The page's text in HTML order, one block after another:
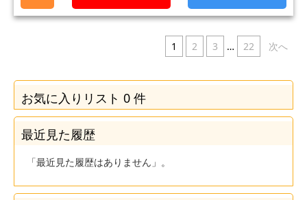
1 2 3 … 22 次へ
お気に入りリスト 0 件
最近見た履歴
「最近見た履歴はありません」。